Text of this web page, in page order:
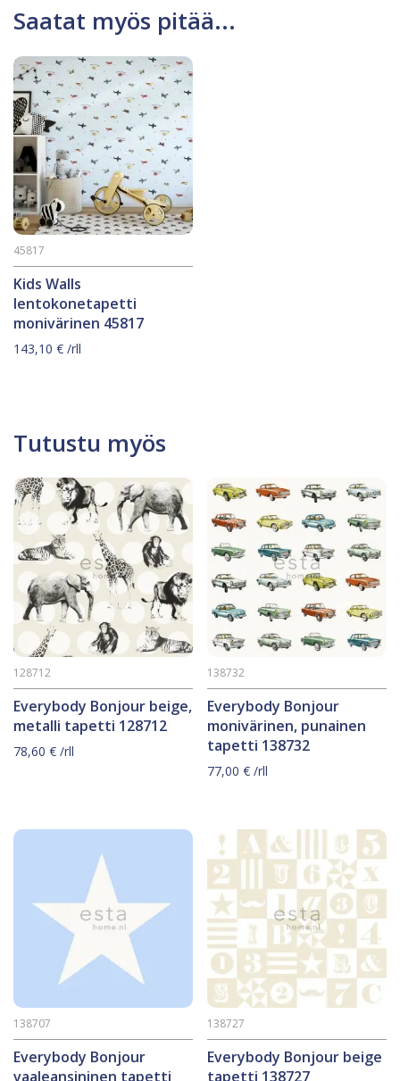
Saatat myös pitää...
Kids Walls
lentokonetapetti
monivärinen 45817
45817
143,10 € /rll
Tutustu myös
Everybody Bonjour beige,
metalli tapetti 128712
128712
78,60 € /rll
Everybody Bonjour
monivärinen, punainen
tapetti 138732
138732
77,00€ /rll
Everybody Bonjour
vaaleansininen tapetti
138707
Everybody Bonjour beige
tapetti 138727
138727